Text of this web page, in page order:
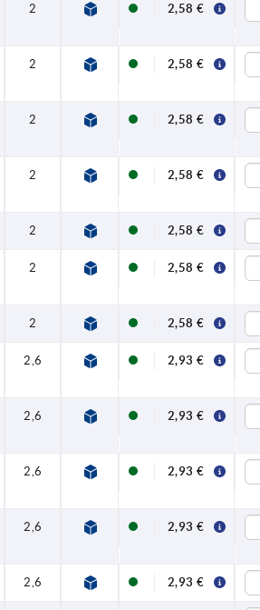
2 2,58 €
2 2,58 €
2 2,58 €
2 2,58 €
2 2,58 €
2 2,58 €
2 2,58 €
2,6 2,93 €
2,6 2,93 €
2,6 2,93 €
2,6 2,93 €
2,6 2,93 €